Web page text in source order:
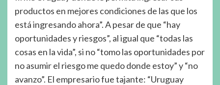
productos en mejores condiciones de las que los
está ingresando ahora”. A pesar de que “hay
oportunidades y riesgos”, al igual que “todas las
cosas en la vida”, si no “tomo las oportunidades por
no asumir el riesgo me quedo donde estoy” y “no
avanzo”. El empresario fue tajante: “Uruguay